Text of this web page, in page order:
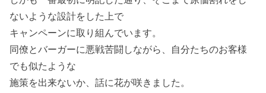
ないような設計をした上で
キャンペーンに取り組んでいます。
同僚とバーガーに悪戦苦闘しながら、自分たちのお客様
でも似たような
施策を出来ないか、話に花が咲きました。